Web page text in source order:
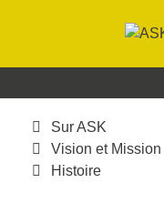
Sur ASK
Vision et Mission
Histoire